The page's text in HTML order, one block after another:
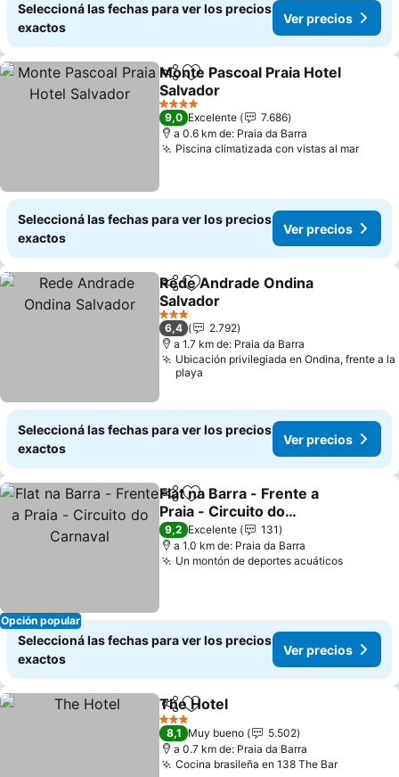
Seleccioná las fechas para ver los precios
exactos
Ver precios
CompartirAñadir a favoritos
Monte Pascoal Praia Hotel
Salvador
Ver precios
4 Estrellas
9,0 Excelente
7.686
a 0.6 km de: Praia da Barra
Piscina climatizada con vistas al marVer
Seleccioná las fechas para ver los precios
exactos
Ver precios
CompartirAñadir a favoritos
Rede Andrade Ondina
Salvador
Ver precios
3 Estrellas
6,4
2.792
a 1.7 km de: Praia da Barra
Ubicación privilegiada en Ondina, frente a la
playa
Seleccioná las fechas para ver los precios
exactos
Ver precios
Opción popular
CompartirAñadir a favoritos
Flat na Barra - Frente a
Praia - Circuito do
Carnaval
Ver precios
9,2 Excelente
131
a 1.0 km de: Praia da Barra
Un montón de deportes acuáticosVer
Seleccioná las fechas para ver los precios
exactos
Ver precios
Compartir
Añadir a favoritos
The Hotel
3 Estrellas
8,1 Muy bueno
5.502
a 0.7 km de: Praia da Barra
Cocina brasileña en 138 The BarVer